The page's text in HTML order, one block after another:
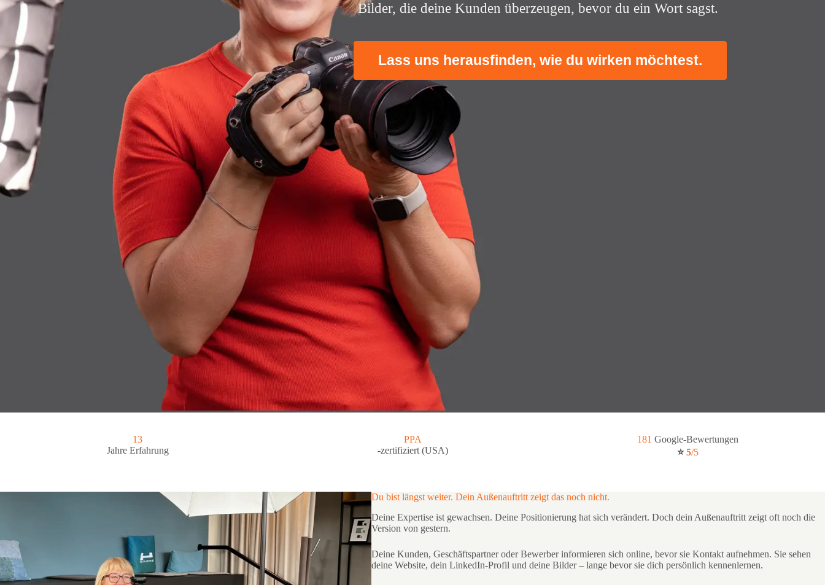
Bilder, die deine Kunden überzeugen, bevor du ein Wort sagst.
Lass uns herausfinden, wie du wirken möchtest.
13
Jahre Erfahrung
PPA
-zertifiziert (USA)
181 Google-Bewertungen
⭐5/5
Du bist längst weiter. Dein Außenauftritt zeigt das noch nicht.
Deine Expertise ist gewachsen. Deine Positionierung hat sich verändert. Doch dein Außenauftritt zeigt oft noch die
Version von gestern.
Deine Kunden, Geschäftspartner oder Bewerber informieren sich online, bevor sie Kontakt aufnehmen. Sie sehen
deine Website, dein LinkedIn-Profil und deine Bilder – lange bevor sie dich persönlich kennenlernen.